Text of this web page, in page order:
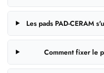
Les pads PAD-CERAM
Comment fixer le